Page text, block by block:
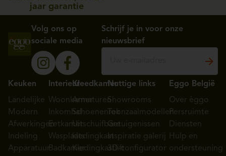
jaar garantie
Volg ons op
sociale media
Schrijf je in voor onze
nieuwsbrief
Keuken
Landelijke
Modern
Afwerkingen
Indeling
Apparatuur
Interieur
Woonkamer
Inkomhal
Eetkamer
Wasplaats
Badkamer
Kleedkamer
Armaturen
Schoenenrek
Uitschuifbare
kledingkast
Kledingkastlift
Nuttige links
Showrooms
Toonzaalmodellen
Getuigenissen
Inspiratie galerij
3D-configurator
Eggo België
Over èggo
Persruimte
Diensten
Hulp en
ondersteuning